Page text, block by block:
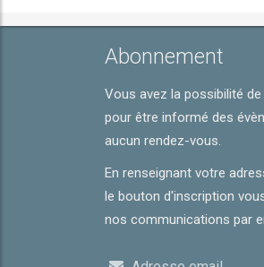
Abonnement
Vous avez la possibilité
pour être informé des
aucun rendez-vous.
En renseignant votre
le bouton d'inscription
nos communications par